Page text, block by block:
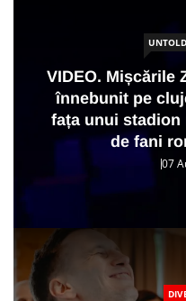
VIDEO. Mișcările
înnebunit pe
fața unui stadion
de fani
07